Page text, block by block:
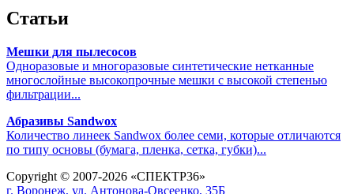
Статьи
Мешки для пылесосов
Одноразовые и многоразовые синтетические нетканные
многослойные высокопрочные мешки с высокой степенью
фильтрации...
Абразивы Sandwox
Количество линеек Sandwox более семи, которые отличаются
по типу основы (бумага, пленка, сетка, губки)...
Copyright © 2007-2026 «СПЕКТР36»
г. Воронеж, ул. Антонова-Овсеенко, 35Б